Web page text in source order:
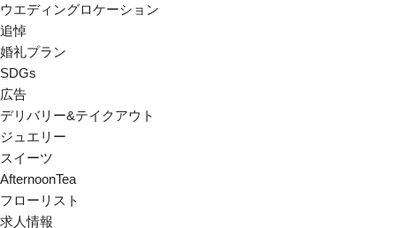
ウエディングロケーション
追悼
婚礼プラン
SDGs
広告
デリバリー&テイクアウト
ジュエリー
スイーツ
AfternoonTea
フローリスト
求人情報